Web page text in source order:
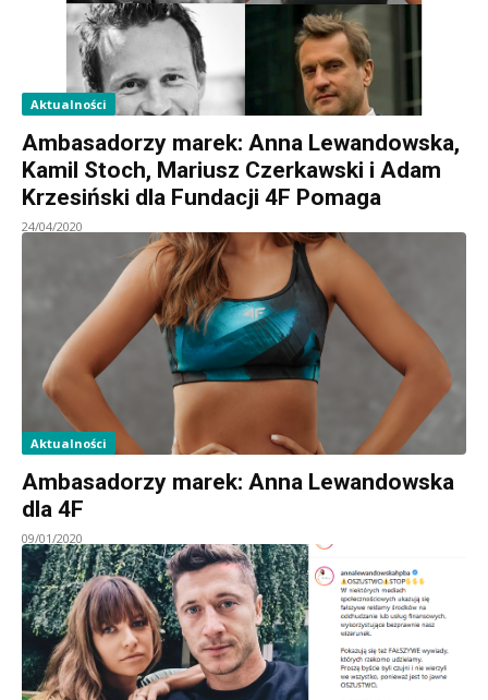
Aktualności
Ambasadorzy marek: Anna Lewandowska,
Kamil Stoch, Mariusz Czerkawski i Adam
Krzesiński dla Fundacji 4F Pomaga
24/04/2020
Aktualności
Ambasadorzy marek: Anna Lewandowska
dla 4F
09/01/2020